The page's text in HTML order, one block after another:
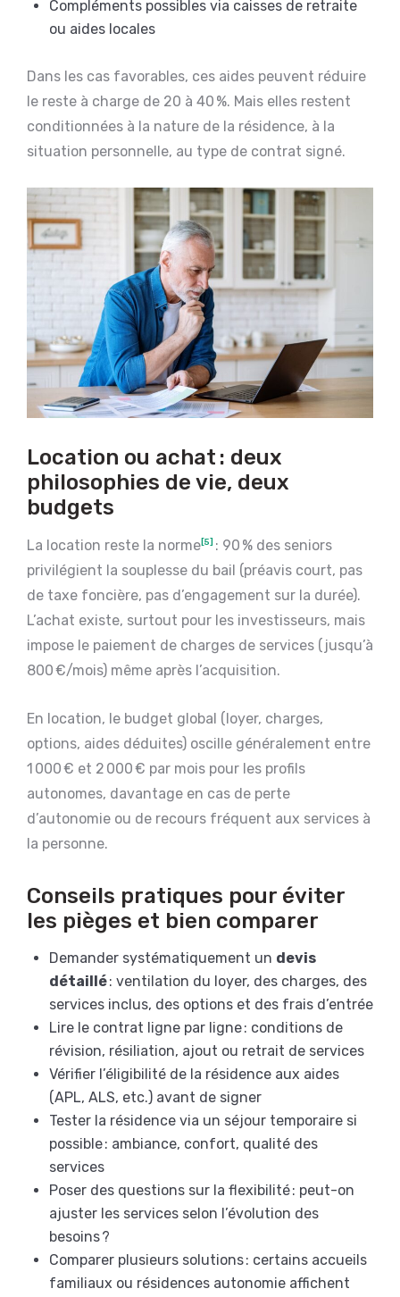
Compléments possibles via caisses de retraite
ou aides locales
Dans les cas favorables, ces aides peuvent réduire
le reste à charge de 20 à 40 %. Mais elles restent
conditionnées à la nature de la résidence, à la
situation personnelle, au type de contrat signé.
Location ou achat : deux
philosophies de vie, deux
budgets
La location reste la norme[5] : 90 % des seniors
privilégient la souplesse du bail (préavis court, pas
de taxe foncière, pas d’engagement sur la durée).
L’achat existe, surtout pour les investisseurs, mais
impose le paiement de charges de services (jusqu’à
800 €/mois) même après l’acquisition.
En location, le budget global (loyer, charges,
options, aides déduites) oscille généralement entre
1 000 € et 2 000 € par mois pour les profils
autonomes, davantage en cas de perte
d’autonomie ou de recours fréquent aux services à
la personne.
Conseils pratiques pour éviter
les pièges et bien comparer
Demander systématiquement un devis
détaillé: ventilation du loyer, des charges, des
services inclus, des options et des frais d’entrée
Lire le contrat ligne par ligne : conditions de
révision, résiliation, ajout ou retrait de services
Vérifier l’éligibilité de la résidence aux aides
(APL, ALS, etc.) avant de signer
Tester la résidence via un séjour temporaire si
possible : ambiance, confort, qualité des
services
Poser des questions sur la flexibilité : peut-on
ajuster les services selon l’évolution des
besoins ?
Comparer plusieurs solutions : certains accueils
familiaux ou résidences autonomie affichent